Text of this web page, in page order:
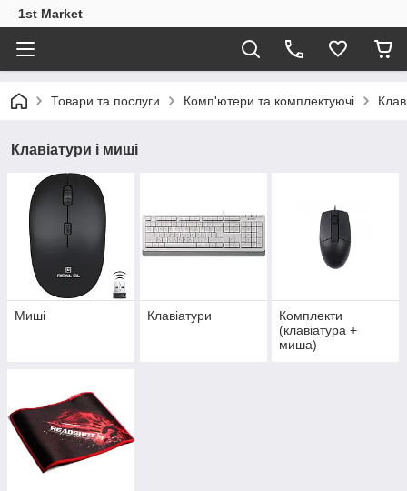
1st Market
Товари та послуги Комп'ютери та комплектуючі
Клавіатури і миші
Миші Клавіатури
Комплекти
(клавіатура +
миша)